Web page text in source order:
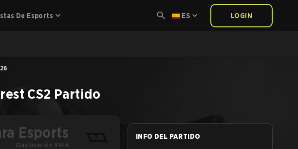
De Esports ES LOGIN
CS2 Partido
Esports
Clasificación #144
INFO DEL PARTIDO